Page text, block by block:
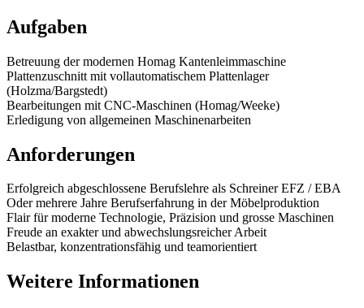
Aufgaben
Betreuung der modernen Homag Kantenleimmaschine
Plattenzuschnitt mit vollautomatischem Plattenlager
(Holzma/Bargstedt)
Bearbeitungen mit CNC-Maschinen (Homag/Weeke)
Erledigung von allgemeinen Maschinenarbeiten
Anforderungen
Erfolgreich abgeschlossene Berufslehre als Schreiner EFZ / EBA
Oder mehrere Jahre Berufserfahrung in der Möbelproduktion
Flair für moderne Technologie, Präzision und grosse Maschinen
Freude an exakter und abwechslungsreicher Arbeit
Belastbar, konzentrationsfähig und teamorientiert
Weitere Informationen